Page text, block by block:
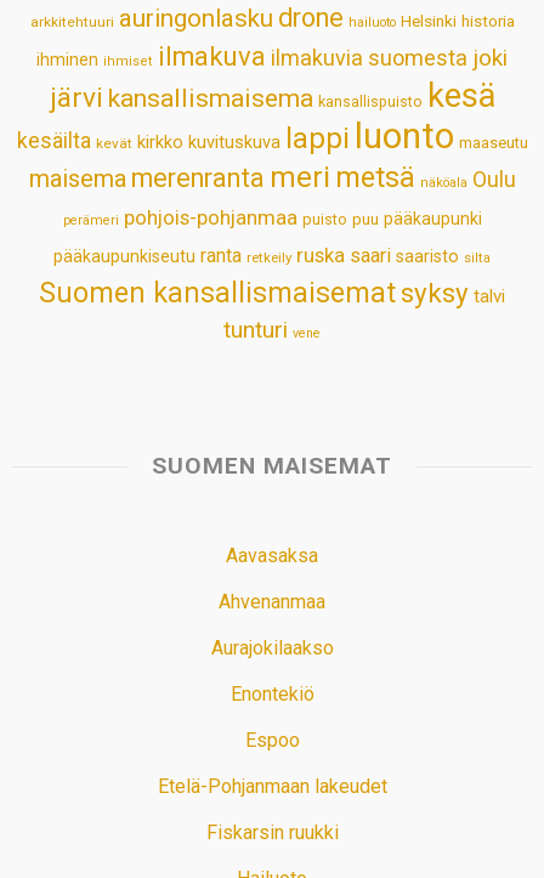
p
k
n
s
t
arkkitehtuuri auringonlasku drone hailuoto Helsinki historia
ihminen ihmiset ilmakuva ilmakuvia suomesta joki
järvi kansallismaisema kansallispuisto kesä
kesäilta kevät kirkko kuvituskuva lappi luonto maaseutu
maisema merenranta meri metsä näköala Oulu
perämeri pohjois-pohjanmaa puisto puu pääkaupunki
pääkaupunkiseutu ranta retkeily ruska saari saaristo silta
Suomen kansallismaisematsyksy talvi
tunturi vene
SUOMEN MAISEMAT
Aavasaksa
Ahvenanmaa
Aurajokilaakso
Enontekiö
Espoo
Etelä-Pohjanmaan lakeudet
Fiskarsin ruukki